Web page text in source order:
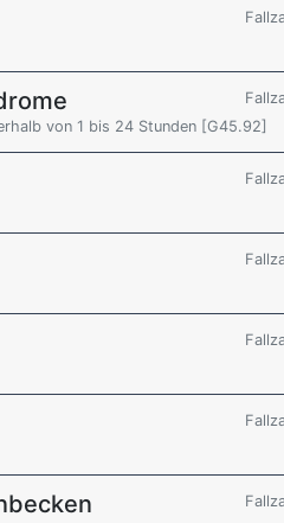
von 1 bis 24 Stunden [G45.92]